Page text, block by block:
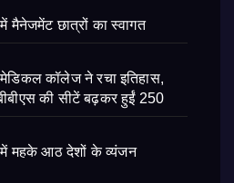
मैनेजमेंट छात्रों का स्वागत
मेडिकल कॉलेज ने रचा इतिहास,
की सीटें बढ़कर हुईं 250
में महके आठ देशों के व्यंजन